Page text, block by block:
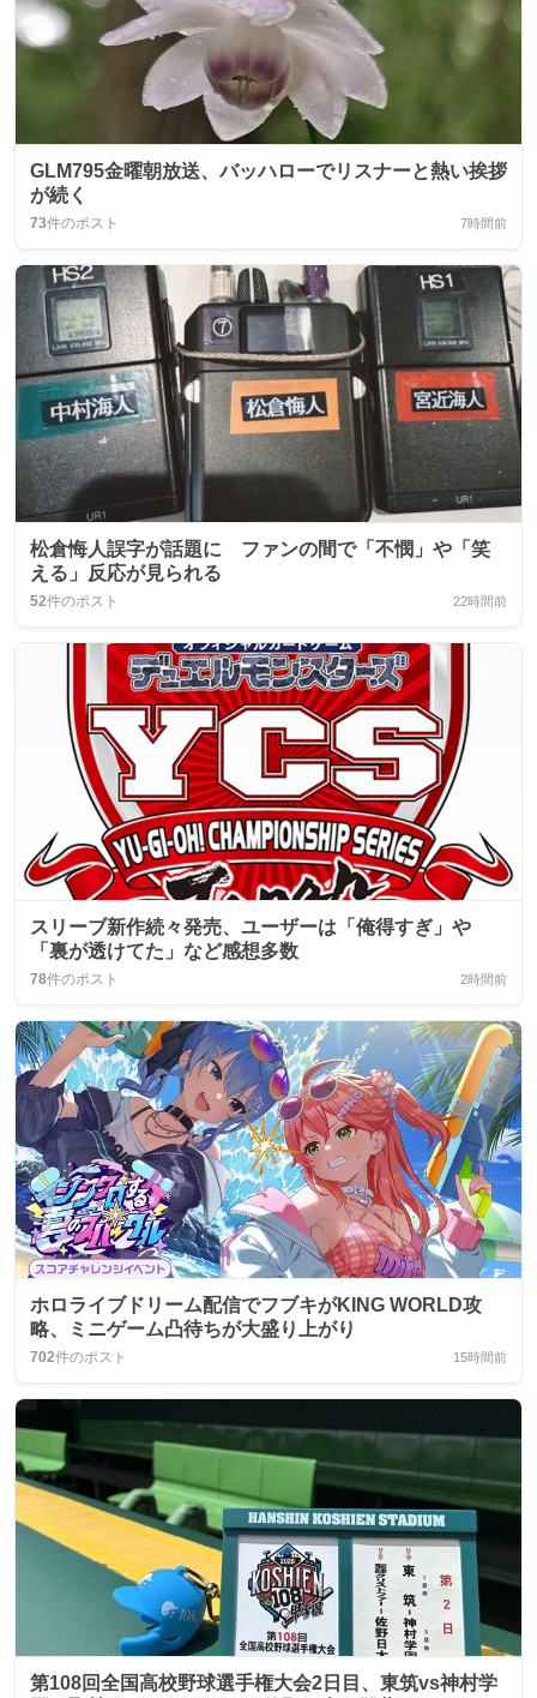
GLM795金曜朝放送、バッハローでリスナーと熱い挨拶
が続く
73件のポスト 7時間前
松倉悔人誤字が話題に ファンの間で「不憫」や「笑
える」反応が見られる
52件のポスト 22時間前
スリーブ新作続々発売、ユーザーは「俺得すぎ」や
「裏が透けてた」など感想多数
78件のポスト 2時間前
ホロライブドリーム配信でフブキがKING WORLD攻
略、ミニゲーム凸待ちが大盛り上がり
702件のポスト 15時間前
第108回全国高校野球選手権大会2日目、東筑vs神村学